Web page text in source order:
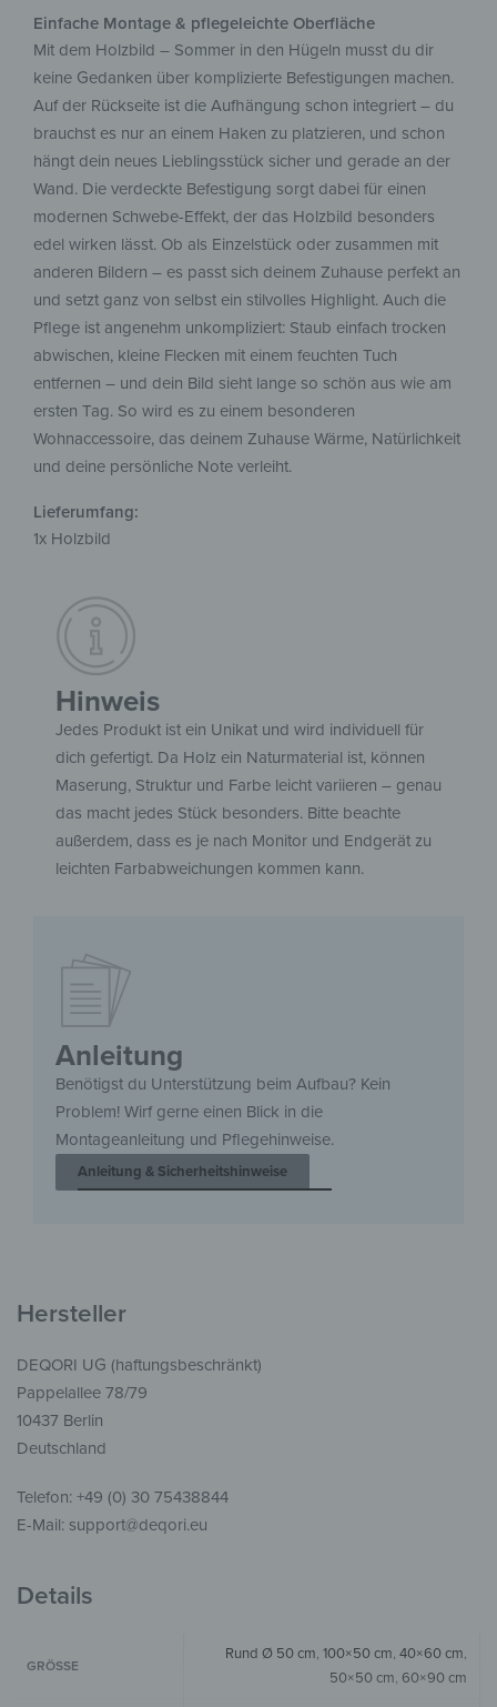
Einfache Montage & pflegeleichte Oberfläche
Mit dem Holzbild – Sommer in den Hügeln musst du dir
keine Gedanken über komplizierte Befestigungen machen.
Auf der Rückseite ist die Aufhängung schon integriert – du
brauchst es nur an einem Haken zu platzieren, und schon
hängt dein neues Lieblingsstück sicher und gerade an der
Wand. Die verdeckte Befestigung sorgt dabei für einen
modernen Schwebe-Effekt, der das Holzbild besonders
edel wirken lässt. Ob als Einzelstück oder zusammen mit
anderen Bildern – es passt sich deinem Zuhause perfekt an
und setzt ganz von selbst ein stilvolles Highlight. Auch die
Pflege ist angenehm unkompliziert: Staub einfach trocken
abwischen, kleine Flecken mit einem feuchten Tuch
entfernen – und dein Bild sieht lange so schön aus wie am
ersten Tag. So wird es zu einem besonderen
Wohnaccessoire, das deinem Zuhause Wärme, Natürlichkeit
und deine persönliche Note verleiht.
Lieferumfang:
1x Holzbild
Anleitung
Benötigst du Unterstützung beim Aufbau? Kein
Problem! Wirf gerne einen Blick in die
Montageanleitung und Pflegehinweise.
Anleitung & Sicherheitshinweise
Hinweis
Jedes Produkt ist ein Unikat und wird individuell für
dich gefertigt. Da Holz ein Naturmaterial ist, können
Maserung, Struktur und Farbe leicht variieren – genau
das macht jedes Stück besonders. Bitte beachte
außerdem, dass es je nach Monitor und Endgerät zu
leichten Farbabweichungen kommen kann.
Hersteller
DEQORI UG (haftungsbeschränkt)
Pappelallee 78/79
10437 Berlin
Deutschland
Telefon: +49 (0) 30 75438844
E-Mail: support@deqori.eu
Details
GRÖSSE
Rund Ø 50 cm, 100×50 cm, 40×60 cm,
50×50 cm, 60×90 cm